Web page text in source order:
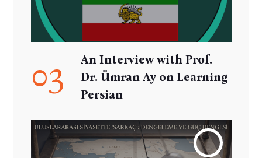
03
An Interview with Prof.
Dr. Ümran Ay on Learning
Persian